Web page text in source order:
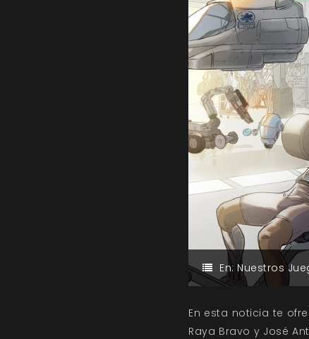
En: Nuestros
En esta noticia te
Raya Bravo y José